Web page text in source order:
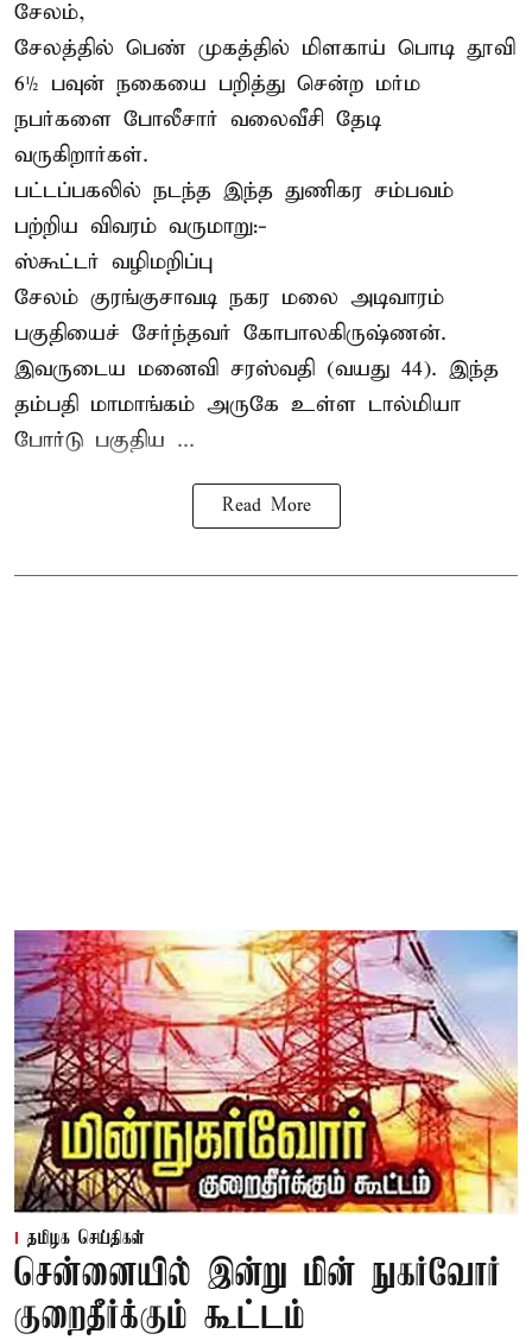
சேலம்,
சேலத்தில் பெண் முகத்தில் மிளகாய் பொடி தூவி
6½ பவுன் நகையை பறித்து சென்ற மர்ம
நபர்களை போலீசார் வலைவீசி தேடி
வருகிறார்கள்.
பட்டப்பகலில் நடந்த இந்த துணிகர சம்பவம்
பற்றிய விவரம் வருமாறு:-
ஸ்கூட்டர் வழிமறிப்பு
சேலம் குரங்குசாவடி நகர மலை அடிவாரம்
பகுதியைச் சேர்ந்தவர் கோபாலகிருஷ்ணன்.
இவருடைய மனைவி சரஸ்வதி (வயது 44). இந்த
தம்பதி மாமாங்கம் அருகே உள்ள டால்மியா
போர்டு பகுதிய ...
Read More
தமிழக செய்திகள்
சென்னையில் இன்று மின் நுகர்வோர்
குறைதீர்க்கும் கூட்டம்